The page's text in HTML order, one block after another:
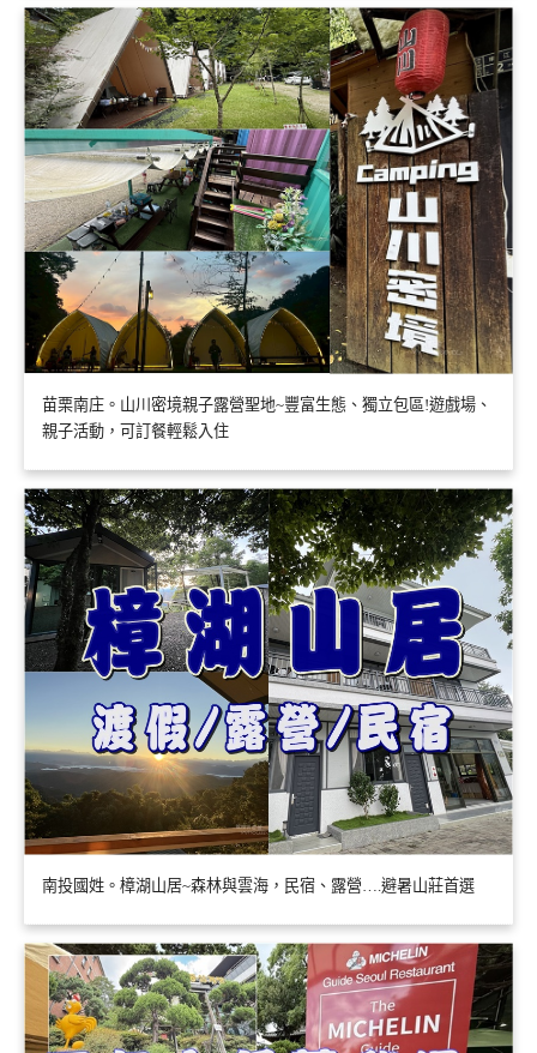
苗栗南庄。山川密境親子露營聖地~豐富生態、獨立包區!遊戲場、
親子活動，可訂餐輕鬆入住
南投國姓。樟湖山居~森林與雲海，民宿、露營….避暑山莊首選